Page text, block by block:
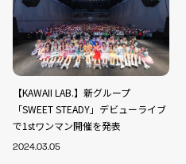
【KAWAII LAB.】新グループ
「SWEET STEADY」デビューライブ
で1stワンマン開催を発表
2024.03.05